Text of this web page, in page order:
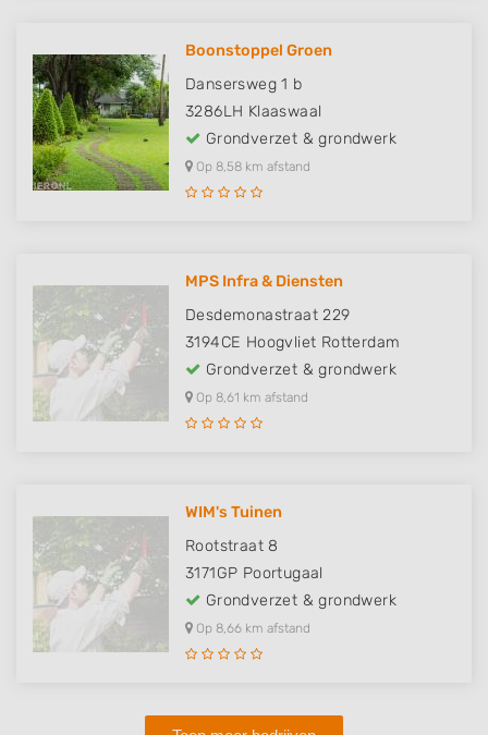
Boonstoppel Groen
Dansersweg 1 b
3286LH Klaaswaal
Grondverzet & grondwerk
Op 8,58 km afstand
MPS Infra & Diensten
Desdemonastraat 229
3194CE Hoogvliet Rotterdam
Grondverzet & grondwerk
Op 8,61 km afstand
WIM's Tuinen
Rootstraat 8
3171GP Poortugaal
Grondverzet & grondwerk
Op 8,66 km afstand